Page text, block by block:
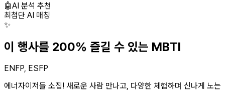
🤖AI 분석 추천
최첨단 AI 매칭
✨
이 행사를 200% 즐길 수 있는 MBTI
ENFP, ESFP
에너자이저들 소집! 새로운 사람 만나고, 다양한 체험하며 신나게 노는